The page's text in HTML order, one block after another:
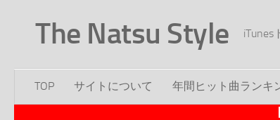
The Natsu Style
TOP サイトについて 年間ヒット曲ランキ